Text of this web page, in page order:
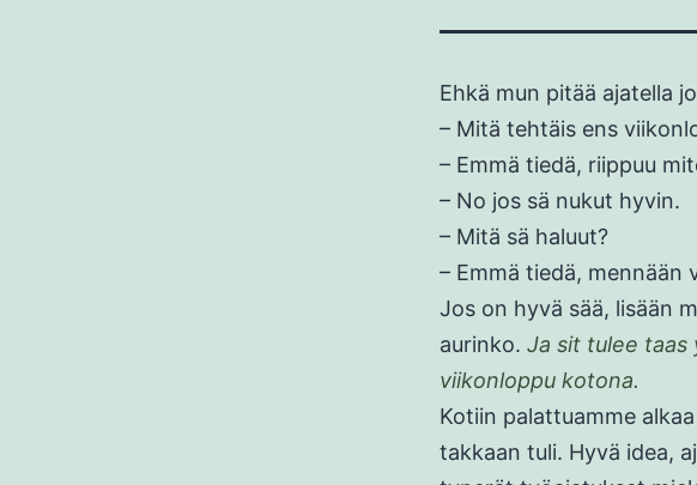
Ehkä mun pitää ajatella
– Mitä tehtäis ens
– Emmä tiedä, riippuu
– No jos sä nukut hyvin.
– Mitä sä haluut?
– Emmä tiedä, mennään
Jos on hyvä sää, lisään
aurinko. Ja sit tulee taas
viikonloppu kotona.
Kotiin palattuamme
takkaan tuli. Hyvä idea,